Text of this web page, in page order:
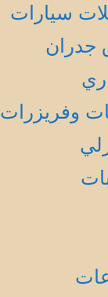
سيارات
جدران
وفريزرات